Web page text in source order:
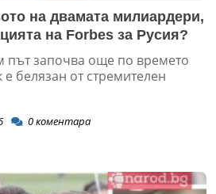
на двамата милиардери,
на Forbes за Русия?
път започва още по времето
белязан от стремителен
0коментара